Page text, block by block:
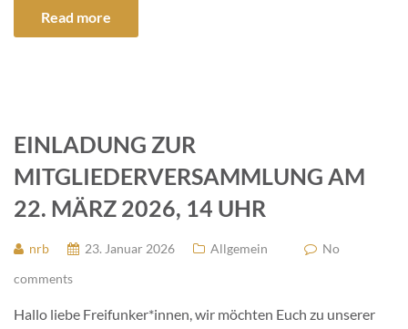
Read more
EINLADUNG ZUR
MITGLIEDERVERSAMMLUNG AM
22. MÄRZ 2026, 14 UHR
nrb 23. Januar 2026 Allgemein
No
comments
Hallo liebe Freifunker*innen, wir möchten Euch zu unserer